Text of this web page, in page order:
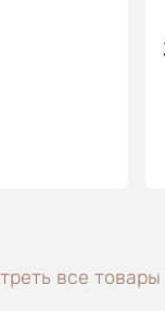
все